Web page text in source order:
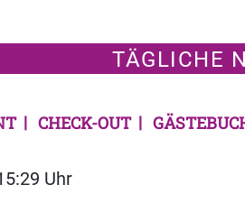
TÄGLICHE
CHECK-OUT
Uhr